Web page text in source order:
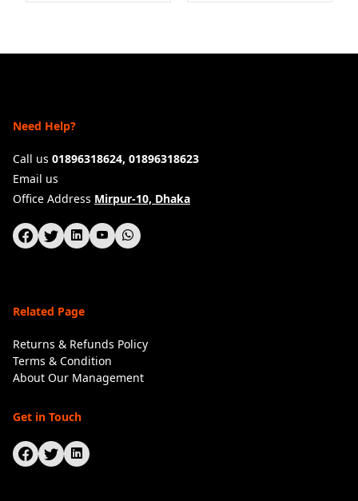
Need Help?
Call us 01896318624, 01896318623
Email us
Office Address Mirpur-10, Dhaka
Related Page
Returns & Refunds Policy
Terms & Condition
About Our Management
Get in Touch